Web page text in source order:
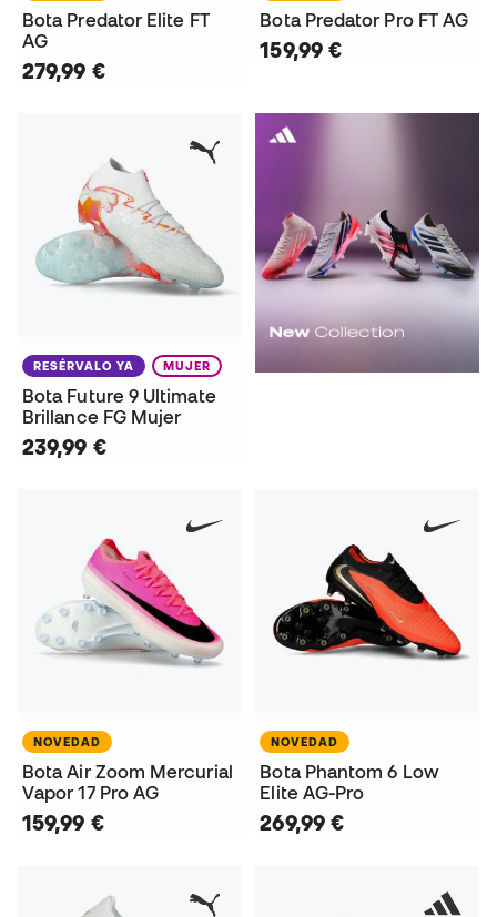
Bota Predator Elite FT
AG
279,99 €
Bota Predator Pro FT AG
159,99 €
RESÉRVALO YA MUJER
Bota Future 9 Ultimate
Brillance FG Mujer
239,99 €
NOVEDAD
Bota Air Zoom Mercurial
Vapor 17 Pro AG
159,99 €
NOVEDAD
Bota Phantom 6 Low
Elite AG-Pro
269,99 €